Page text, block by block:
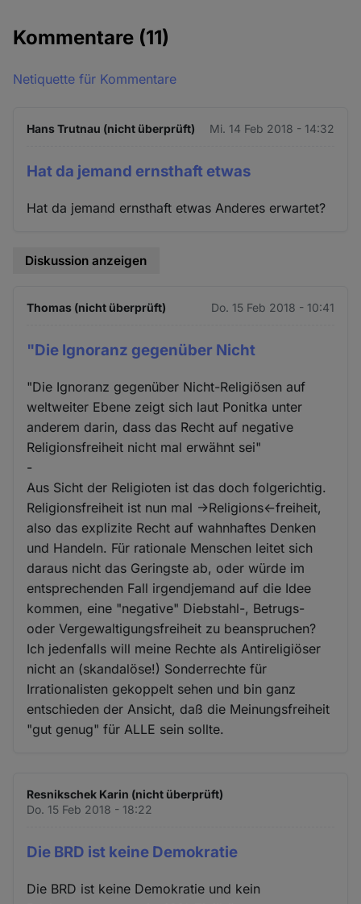
Kommentare (11)
Netiquette für Kommentare
Hans Trutnau (nicht überprüft) Mi. 14 Feb 2018 - 14:32
Hat da jemand ernsthaft etwas
Hat da jemand ernsthaft etwas Anderes erwartet?
Diskussion anzeigen
Thomas (nicht überprüft) Do. 15 Feb 2018 - 10:41
"Die Ignoranz gegenüber Nicht
"Die Ignoranz gegenüber Nicht-Religiösen auf
weltweiter Ebene zeigt sich laut Ponitka unter
anderem darin, dass das Recht auf negative
Religionsfreiheit nicht mal erwähnt sei"
-
Aus Sicht der Religioten ist das doch folgerichtig.
Religionsfreiheit ist nun mal ->Religions<-freiheit,
also das explizite Recht auf wahnhaftes Denken
und Handeln. Für rationale Menschen leitet sich
daraus nicht das Geringste ab, oder würde im
entsprechenden Fall irgendjemand auf die Idee
kommen, eine "negative" Diebstahl-, Betrugs-
oder Vergewaltigungsfreiheit zu beanspruchen?
Ich jedenfalls will meine Rechte als Antireligiöser
nicht an (skandalöse!) Sonderrechte für
Irrationalisten gekoppelt sehen und bin ganz
entschieden der Ansicht, daß die Meinungsfreiheit
"gut genug" für ALLE sein sollte.
Resnikschek Karin (nicht überprüft)
Do. 15 Feb 2018 - 18:22
Die BRD ist keine Demokratie
Die BRD ist keine Demokratie und kein